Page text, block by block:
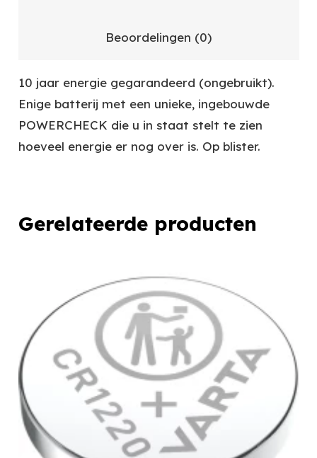
Beoordelingen (0)
10 jaar energie gegarandeerd (ongebruikt).
Enige batterij met een unieke, ingebouwde
POWERCHECK die u in staat stelt te zien
hoeveel energie er nog over is. Op blister.
Gerelateerde producten